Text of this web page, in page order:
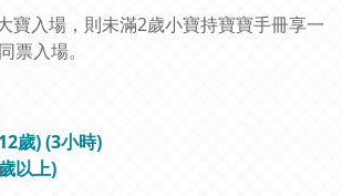
寶入場，則未滿2歲小寶持寶寶手冊享一
票入場。
歲) (3小時)
以上)